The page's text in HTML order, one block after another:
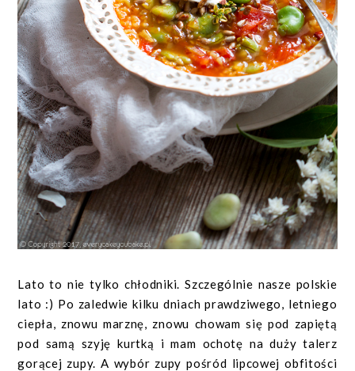
Lato to nie tylko chłodniki. Szczególnie nasze polskie
lato :) Po zaledwie kilku dniach prawdziwego, letniego
ciepła, znowu marznę, znowu chowam się pod zapiętą
pod samą szyję kurtką i mam ochotę na duży talerz
gorącej zupy. A wybór zupy pośród lipcowej obfitości